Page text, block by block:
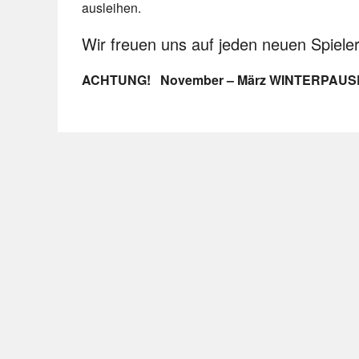
ausleihen.
Wir freuen uns auf jeden neuen
ACHTUNG! November – März